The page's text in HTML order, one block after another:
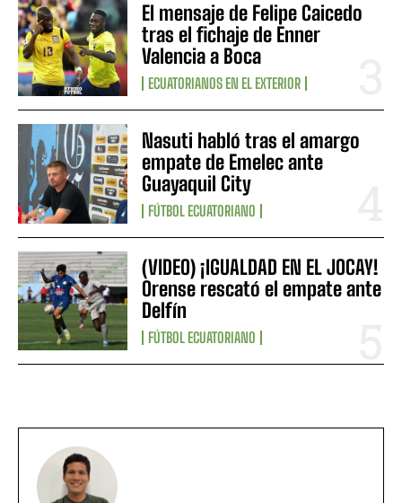
El mensaje de Felipe Caicedo
tras el fichaje de Enner
Valencia a Boca
ECUATORIANOS EN EL EXTERIOR
Nasuti habló tras el amargo
empate de Emelec ante
Guayaquil City
FÚTBOL ECUATORIANO
(VIDEO) ¡IGUALDAD EN EL JOCAY!
Orense rescató el empate ante
Delfín
FÚTBOL ECUATORIANO